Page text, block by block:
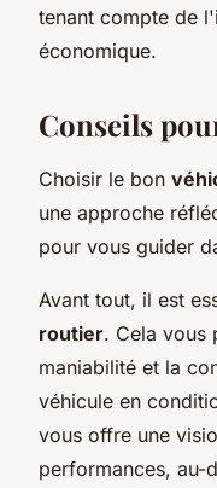
tenant compte de
économique.
Conseils
Choisir le bon
une approche
pour vous guider
Avant tout, il est
routier. Cela vous
maniabilité et la
véhicule en
vous offre une
performances, au-